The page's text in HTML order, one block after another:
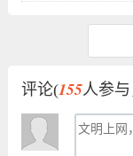
评论(155人参与